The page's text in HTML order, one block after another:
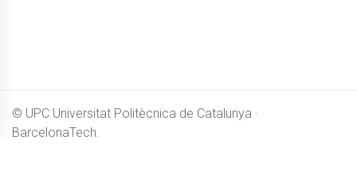
© UPC Universitat Politècnica de Catalunya ·
BarcelonaTech.